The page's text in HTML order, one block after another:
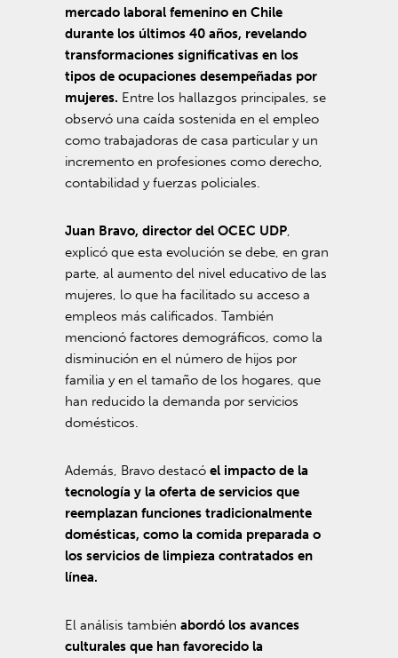
mercado laboral femenino en Chile
durante los últimos 40 años, revelando
transformaciones significativas en los
tipos de ocupaciones desempeñadas por
mujeres. Entre los hallazgos principales, se
observó una caída sostenida en el empleo
como trabajadoras de casa particular y un
incremento en profesiones como derecho,
contabilidad y fuerzas policiales.
Juan Bravo, director del OCEC UDP,
explicó que esta evolución se debe, en gran
parte, al aumento del nivel educativo de las
mujeres, lo que ha facilitado su acceso a
empleos más calificados. También
mencionó factores demográficos, como la
disminución en el número de hijos por
familia y en el tamaño de los hogares, que
han reducido la demanda por servicios
domésticos.
Además, Bravo destacóel impacto de la
tecnología y la oferta de servicios que
reemplazan funciones tradicionalmente
domésticas, como la comida preparada o
los servicios de limpieza contratados en
línea.
El análisis tambiénabordó los avances
culturales que han favorecido la